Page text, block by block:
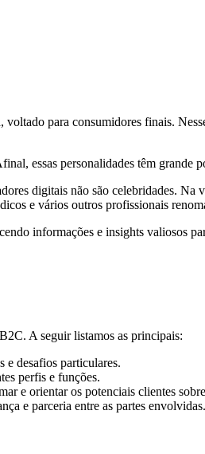
para consumidores finais.
essas personalidades têm grande
digitais não são celebridades. Na
e vários outros profissionais
informações e insights valiosos
A seguir listamos as principais:
e desafios particulares.
perfis e funções.
e orientar os potenciais clientes
e parceria entre as partes envolvidas.